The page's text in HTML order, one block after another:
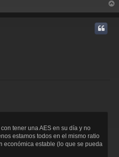
r
tener una AES en su día y no
estamos todos en el mismo ratio
económica estable (lo que se pueda